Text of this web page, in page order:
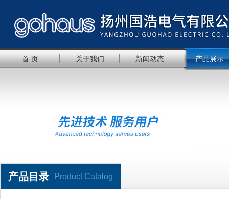
首 页 关于我们 新闻动态 产品展示
产品目录 Product Catalog